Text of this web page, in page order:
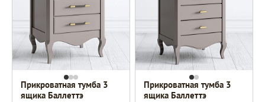
Прикроватная тумба 3
ящика Баллеттэ
Прикроватная тумба 3
ящика Баллеттэ